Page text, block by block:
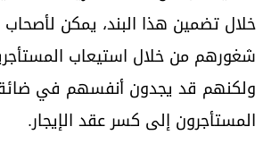
خلال تضمين هذا البند، يمكن لأصحاب
شغورهم من خلال استيعاب
ولكنهم قد يجدون أنفسهم في
المستأجرون إلى كسر عقد الإيجار.